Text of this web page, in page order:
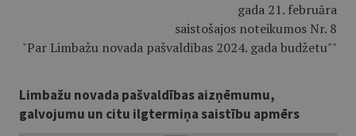
gada 21. februāra
saistošajos noteikumos Nr. 8
"Par Limbažu novada pašvaldības 2024. gada budžetu""
Limbažu novada pašvaldības aizņēmumu,
galvojumu un citu ilgtermiņa saistību apmērs